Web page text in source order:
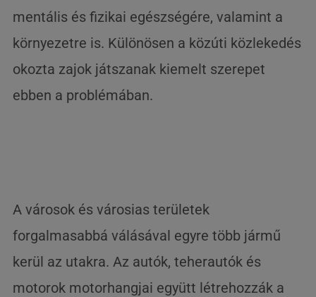
mentális és fizikai egészségére, valamint a
környezetre is. Különösen a közúti közlekedés
okozta zajok játszanak kiemelt szerepet
ebben a problémában.
A városok és városias területek
forgalmasabbá válásával egyre több jármű
kerül az utakra. Az autók, teherautók és
motorok motorhangjai együtt létrehozzák a